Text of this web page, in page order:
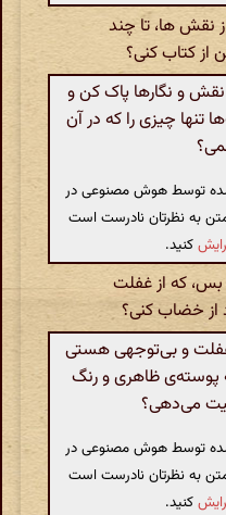
نقش ها، تا چند
از کتاب کنی؟
و نگارها پاک کن و
تنها چیزی را که در آن
شده توسط هوش مصنوعی در
متن به نظرتان نادرست است
کنید.
که از غفلت
خضاب کنی؟
و بی‌توجهی هستی
پوسته‌ی ظاهری و رنگ
می‌دهی؟
شده توسط هوش مصنوعی در
متن به نظرتان نادرست است
کنید.